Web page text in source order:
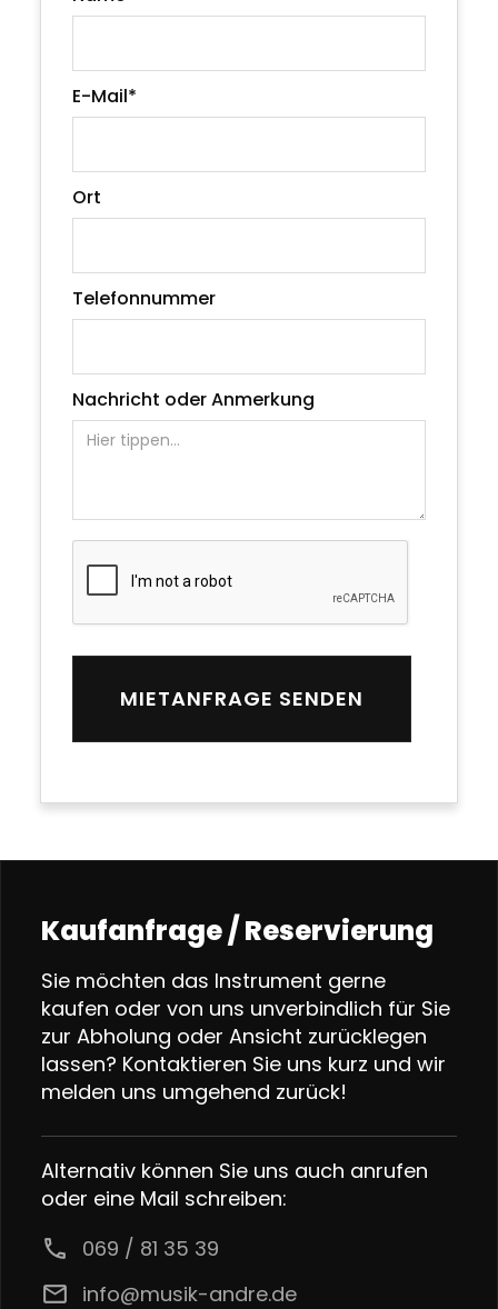
E-Mail*
Ort
Telefonnummer
Nachricht oder Anmerkung
Kaufanfrage / Reservierung
Sie möchten das Instrument gerne
kaufen oder von uns unverbindlich für Sie
zur Abholung oder Ansicht zurücklegen
lassen? Kontaktieren Sie uns kurz und wir
melden uns umgehend zurück!
Alternativ können Sie uns auch anrufen
oder eine Mail schreiben:
call
069 / 81 35 39
email info@musik-andre.de